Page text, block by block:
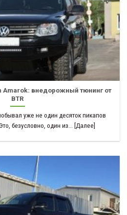
внедорожный тюнинг от
BTR
уже не один десяток пикапов
безусловно, один из... [Далее]